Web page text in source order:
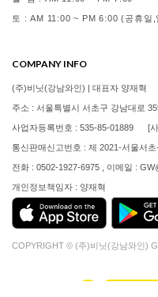
토 : AM 11:00 ~ PM 6:00 (공휴일,
COMPANY INFO
(주)비닛(강남와인) | 대표자 양재혁
주소 : 서울특별시 서초구 강남대로
사업자등록번호 : 535-85-01889 [
통신판매신고번호 : 제 2021-서울서
전화 : 0502-1927-6975 , 이메일 :
개인정보책임자 : 양재혁
COPYRIGHT © (주)비닛(강남와인)